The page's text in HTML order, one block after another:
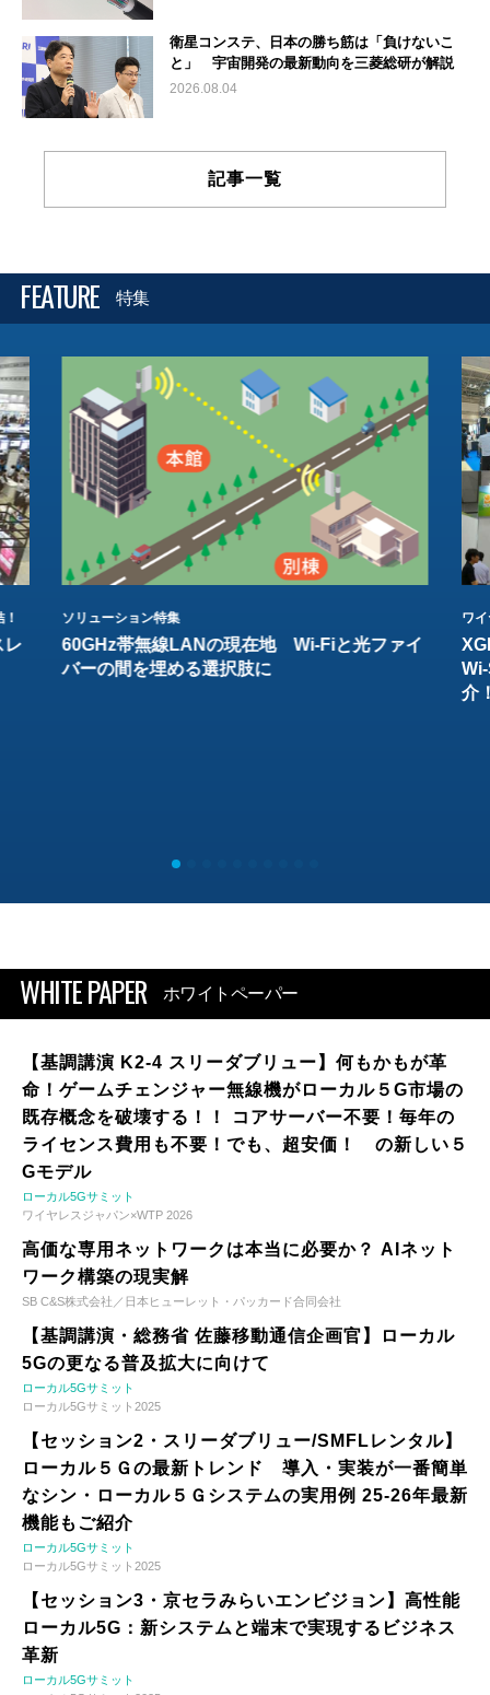
衛星コンステ、日本の勝ち筋は「負けないこ
と」 宇宙開発の最新動向を三菱総研が解説
2026.08.04
記事一覧
FEATURE 特集
レ
ソリューション特集
60GHz帯無線LANの現在地 Wi-Fiと光ファイ
バーの間を埋める選択肢に
ワ
介
WHITE PAPER ホワイトペーパー
【基調講演 K2-4 スリーダブリュー】何もかもが革
命！ゲームチェンジャー無線機がローカル５G市場の
既存概念を破壊する！！ コアサーバー不要！毎年の
ライセンス費用も不要！でも、超安価！ の新しい５
Gモデル
ローカル5Gサミット
ワイヤレスジャパン×WTP 2026
高価な専用ネットワークは本当に必要か？ AIネット
ワーク構築の現実解
SB C&S株式会社／日本ヒューレット・パッカード合同会社
【基調講演・総務省 佐藤移動通信企画官】ローカル
5Gの更なる普及拡大に向けて
ローカル5Gサミット
ローカル5Gサミット2025
【セッション2・スリーダブリュー/SMFLレンタル】
ローカル５Ｇの最新トレンド 導入・実装が一番簡単
なシン・ローカル５Ｇシステムの実用例 25-26年最新
機能もご紹介
ローカル5Gサミット
ローカル5Gサミット2025
【セッション3・京セラみらいエンビジョン】高性能
ローカル5G：新システムと端末で実現するビジネス
革新
ローカル5Gサミット